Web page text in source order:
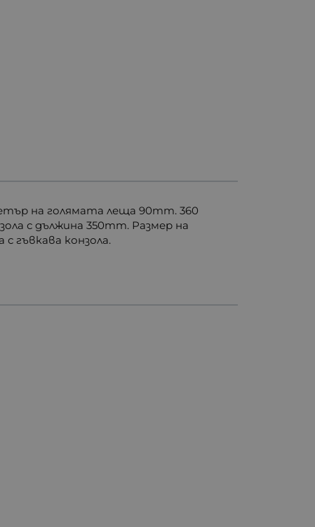
на голямата леща 90mm. 360
с дължина 350mm. Размер на
гъвкава конзола.